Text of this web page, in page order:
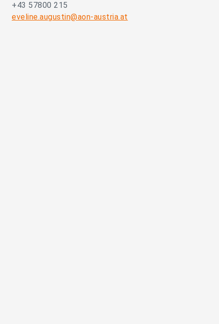
+43 57800 215
eveline.augustin@aon-austria.at